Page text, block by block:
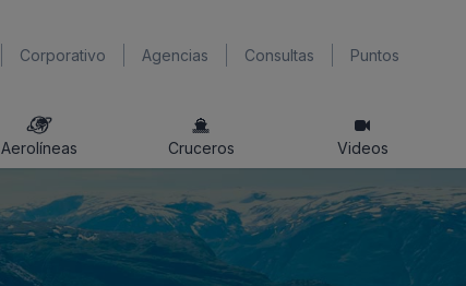
Corporativo Agencias Consultas Puntos
Aerolíneas Cruceros Videos